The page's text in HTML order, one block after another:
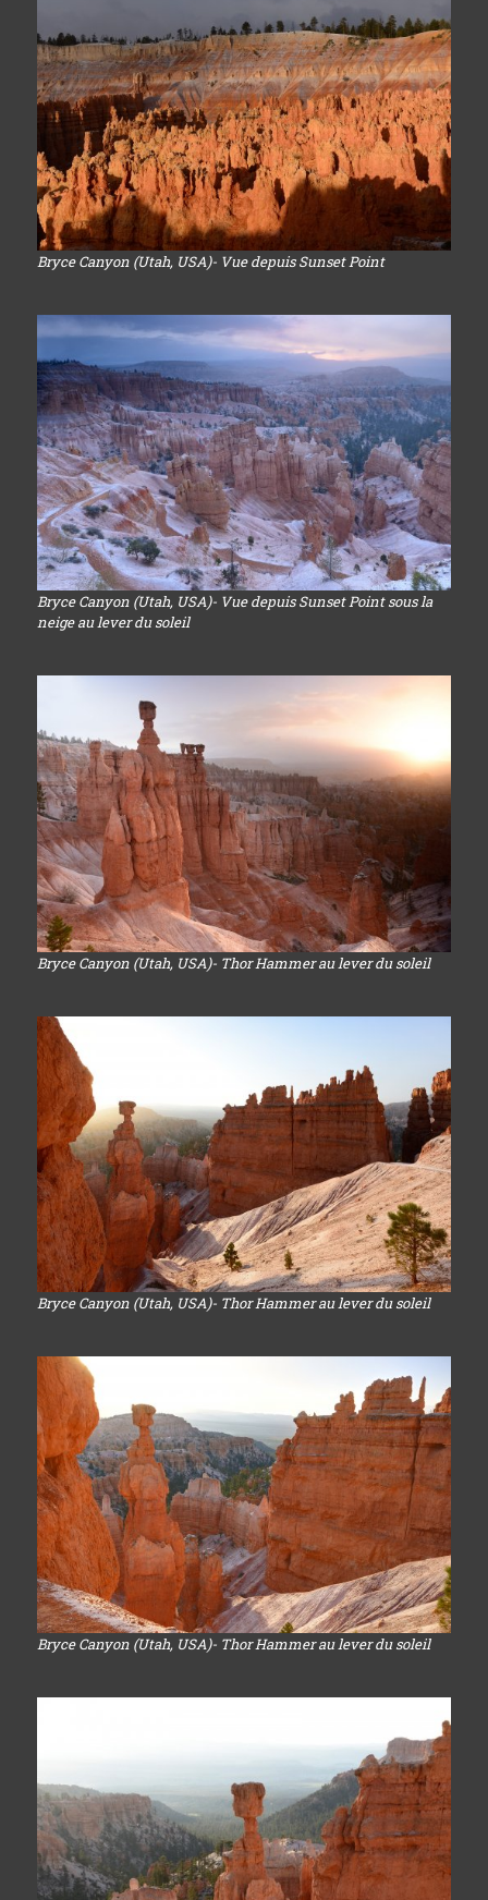
Bryce Canyon (Utah, USA)- Vue depuis Sunset Point
Bryce Canyon (Utah, USA)- Vue depuis Sunset Point sous la
neige au lever du soleil
Bryce Canyon (Utah, USA)- Thor Hammer au lever du soleil
Bryce Canyon (Utah, USA)- Thor Hammer au lever du soleil
Bryce Canyon (Utah, USA)- Thor Hammer au lever du soleil